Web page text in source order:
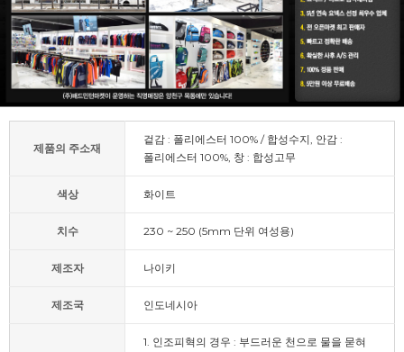
제품의 주소재
겉감 : 폴리에스터 100% / 합성수지, 안감 :
폴리에스터 100%, 창 : 합성고무
색상 화이트
치수 230 ~ 250 (5mm 단위 여성용)
제조자 나이키
제조국 인도네시아
1. 인조피혁의 경우 : 부드러운 천으로 물을 묻혀